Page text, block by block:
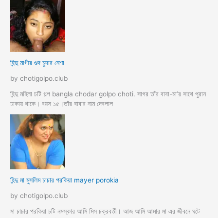
হিন্দু মাগীর গুদ চুদার নেশা
by chotigolpo.club
হিন্দু মহিলা চটি গল্প bangla chodar golpo choti. সাগর তাঁর বাবা-মা’র সাথে পুরান
ঢাকায় থাকে। বয়স ১৫।তাঁর বাবার নাম দেবলাল
হিন্দু মা মুসলিম চাচার পরকিয়া mayer porokia
by chotigolpo.club
মা চাচার পরকিয়া চটি নমস্কার আমি মিস চক্রবর্তী। আজ আমি আমার মা এর জীবনে ঘটে